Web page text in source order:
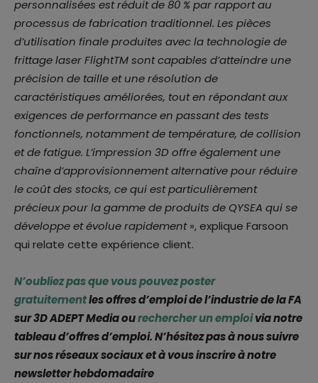
personnalisées est réduit de 80 % par rapport au
processus de fabrication traditionnel. Les pièces
d’utilisation finale produites avec la technologie de
frittage laser FlightTM sont capables d’atteindre une
précision de taille et une résolution de
caractéristiques améliorées, tout en répondant aux
exigences de performance en passant des tests
fonctionnels, notamment de température, de collision
et de fatigue. L’impression 3D offre également une
chaîne d’approvisionnement alternative pour réduire
le coût des stocks, ce qui est particulièrement
précieux pour la gamme de produits de QYSEA qui se
développe et évolue rapidement», explique Farsoon
qui relate cette expérience client.
N’oubliez pas que vous pouvezposter
gratuitementles offres d’emploi de l’industrie de la FA
sur 3D ADEPT Media ourechercher un emploivia notre
tableau d’offres d’emploi. N’hésitez pas à nous suivre
sur nos réseaux sociaux et à vous inscrire à notre
newsletter hebdomadaire